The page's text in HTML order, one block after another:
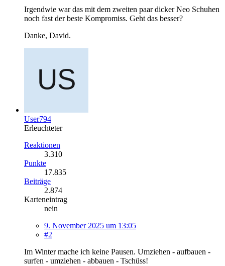
Irgendwie war das mit dem zweiten paar dicker Neo Schuhen
noch fast der beste Kompromiss. Geht das besser?
Danke, David.
User794
Erleuchteter
Reaktionen
3.310
Punkte
17.835
Beiträge
2.874
Karteneintrag
nein
9. November 2025 um 13:05
#2
Im Winter mache ich keine Pausen. Umziehen - aufbauen -
surfen - umziehen - abbauen - Tschüss!